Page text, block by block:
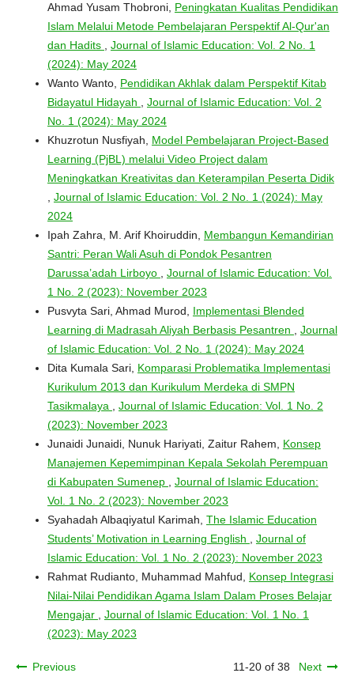
Ahmad Yusam Thobroni, Peningkatan Kualitas Pendidikan
Islam Melalui Metode Pembelajaran Perspektif Al-Qur'an
dan Hadits , Journal of Islamic Education: Vol. 2 No. 1
(2024): May 2024
Wanto Wanto, Pendidikan Akhlak dalam Perspektif Kitab
Bidayatul Hidayah , Journal of Islamic Education: Vol. 2
No. 1 (2024): May 2024
Khuzrotun Nusfiyah, Model Pembelajaran Project-Based
Learning (PjBL) melalui Video Project dalam
Meningkatkan Kreativitas dan Keterampilan Peserta Didik
, Journal of Islamic Education: Vol. 2 No. 1 (2024): May
2024
Ipah Zahra, M. Arif Khoiruddin, Membangun Kemandirian
Santri: Peran Wali Asuh di Pondok Pesantren
Darussa’adah Lirboyo , Journal of Islamic Education: Vol.
1 No. 2 (2023): November 2023
Pusvyta Sari, Ahmad Murod, Implementasi Blended
Learning di Madrasah Aliyah Berbasis Pesantren , Journal
of Islamic Education: Vol. 2 No. 1 (2024): May 2024
Dita Kumala Sari, Komparasi Problematika Implementasi
Kurikulum 2013 dan Kurikulum Merdeka di SMPN
Tasikmalaya , Journal of Islamic Education: Vol. 1 No. 2
(2023): November 2023
Junaidi Junaidi, Nunuk Hariyati, Zaitur Rahem, Konsep
Manajemen Kepemimpinan Kepala Sekolah Perempuan
di Kabupaten Sumenep , Journal of Islamic Education:
Vol. 1 No. 2 (2023): November 2023
Syahadah Albaqiyatul Karimah, The Islamic Education
Students’ Motivation in Learning English , Journal of
Islamic Education: Vol. 1 No. 2 (2023): November 2023
Rahmat Rudianto, Muhammad Mahfud, Konsep Integrasi
Nilai-Nilai Pendidikan Agama Islam Dalam Proses Belajar
Mengajar , Journal of Islamic Education: Vol. 1 No. 1
(2023): May 2023
Previous 11-20 of 38 Next